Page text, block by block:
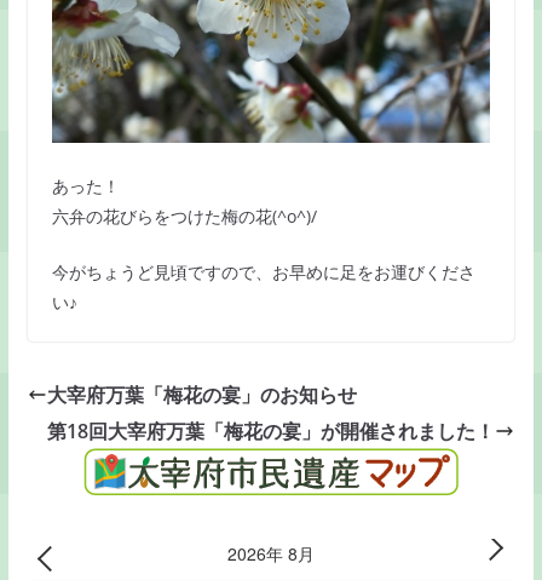
あった！
六弁の花びらをつけた梅の花(^o^)/
今がちょうど見頃ですので、お早めに足をお運びくださ
い♪
大宰府万葉「梅花の宴」のお知らせ
第18回大宰府万葉「梅花の宴」が開催されました！
2026年 8月